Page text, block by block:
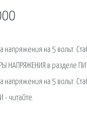
напряжения на 5 вольт.
НАПРЯЖЕНИЯ в разделе
напряжения на 5 вольт.
- читайте.